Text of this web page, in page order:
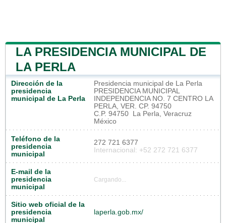
LA PRESIDENCIA MUNICIPAL DE
LA PERLA
Dirección de la
presidencia
municipal de La Perla
Presidencia municipal de La Perla
PRESIDENCIA MUNICIPAL
INDEPENDENCIA NO. 7 CENTRO LA
PERLA, VER. CP. 94750
C.P. 94750 La Perla, Veracruz
México
Teléfono de la
presidencia
municipal
272 721 6377
Internacional: +52 272 721 6377
E-mail de la
presidencia
municipal
Cargando...
Sitio web oficial de la
presidencia
municipal
laperla.gob.mx/